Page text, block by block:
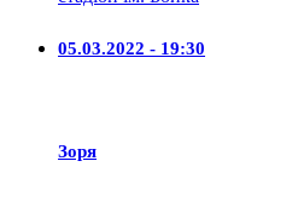
05.03.2022 - 19:30
Зоря